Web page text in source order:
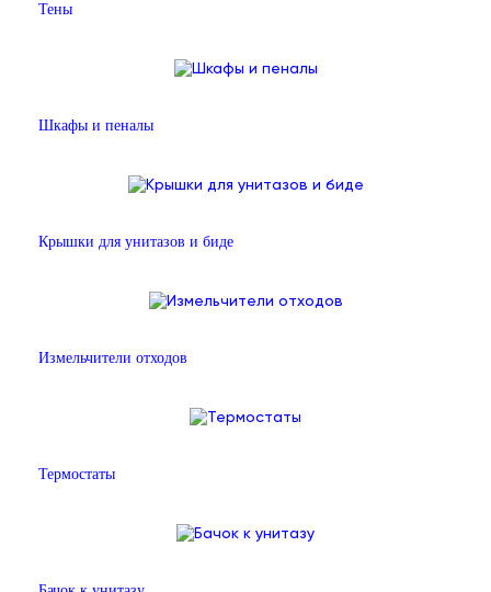
Тены
Шкафы и пеналы
Крышки для унитазов и биде
Измельчители отходов
Термостаты